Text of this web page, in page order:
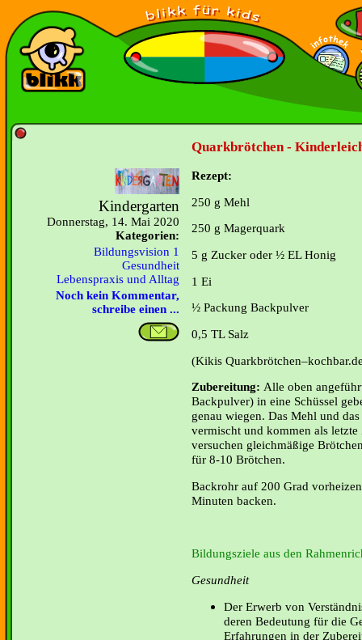
Quarkbrötchen -
Kindergarten
Donnerstag, 14. Mai 2020
Kategorien:
Bildungsvision 1
Gesundheit
Lebenspraxis und Alltag
Noch kein Kommentar,
schreibe einen ...
Rezept:
250 g Mehl
250 g Magerquark
5 g Zucker oder ½ EL Honig
1 Ei
½ Packung Backpulver
0,5 TL Salz
(Kikis
Zubereitung: Alle oben
Backpulver) in eine Schüssel
genau wiegen. Das Mehl und
vermischt und kommen als
versuchen gleichmäßige
für 8-10 Brötchen.
Backrohr auf 200 Grad
Minuten backen.
Bildungsziele aus den
Gesundheit
Der Erwerb von
deren Bedeutung für die
Erfahrungen in der